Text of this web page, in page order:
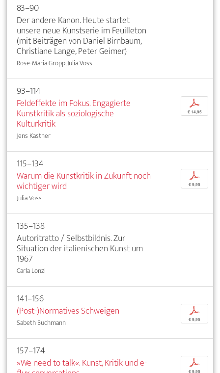
83–90
Der andere Kanon. Heute startet
unsere neue Kunstserie im Feuilleton
(mit Beiträgen von Daniel Birnbaum,
Christiane Lange, Peter Geimer)
Rose-Maria Gropp, Julia Voss
93–114
Feldeffekte im Fokus. Engagierte
Kunstkritik als soziologische
Kulturkritik
Jens Kastner
p
€ 14,95
115–134
Warum die Kunstkritik in Zukunft noch
wichtiger wird
Julia Voss
p
€ 9,95
135–138
Autoritratto / Selbstbildnis. Zur
Situation der italienischen Kunst um
1967
Carla Lonzi
141–156
(Post-)Normatives Schweigen
Sabeth Buchmann
p
€ 9,95
157–174
»We need to talk«. Kunst, Kritik und e-
p
€ 9,95